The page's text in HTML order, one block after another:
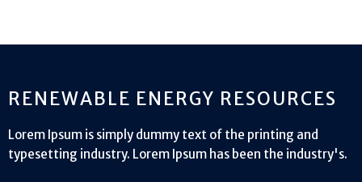
RENEWABLE ENERGY RESOURCES
Lorem Ipsum is simply dummy text of the printing and
typesetting industry. Lorem Ipsum has been the industry's.